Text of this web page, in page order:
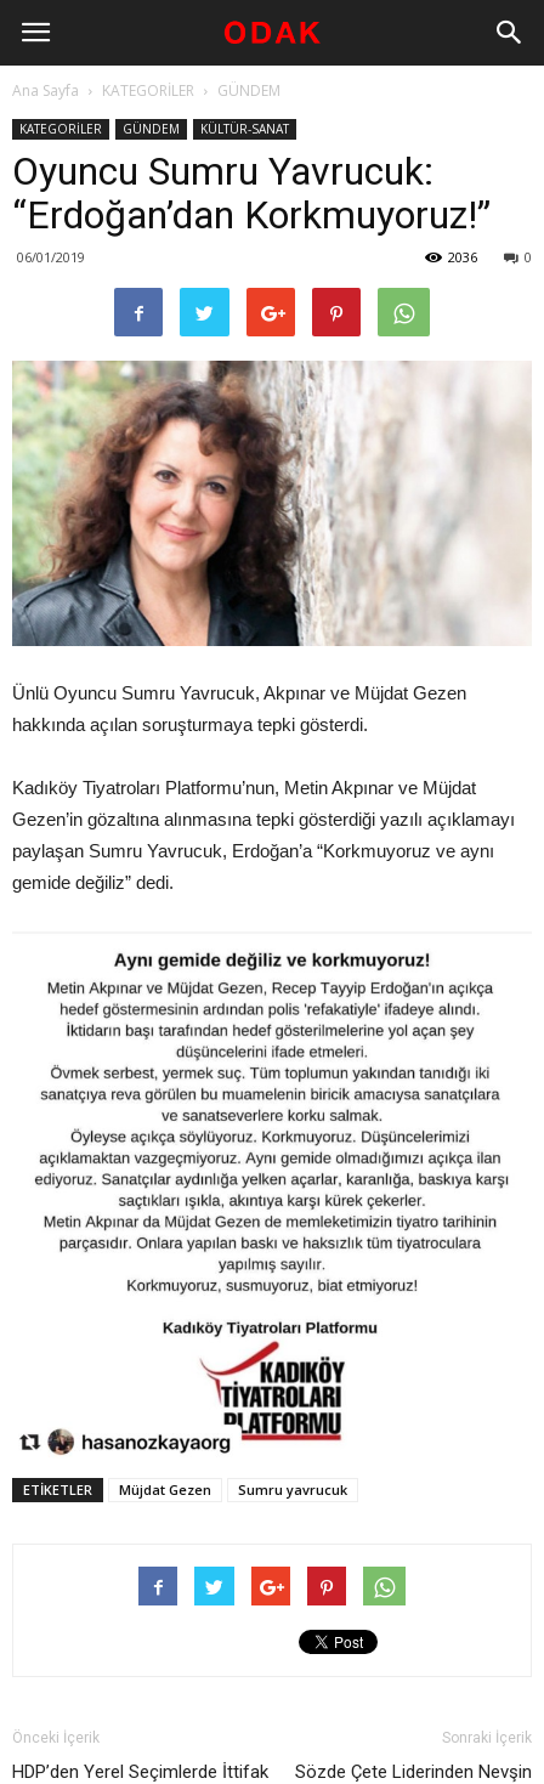
Ana Sayfa KATEGORİLER GÜNDEM
KATEGORİLER GÜNDEM KÜLTÜR-SANAT
Oyuncu Sumru Yavrucuk:
“Erdoğan’dan Korkmuyoruz!”
06/01/2019 0
2036
Ünlü Oyuncu Sumru Yavrucuk, Akpınar ve Müjdat Gezen
hakkında açılan soruşturmaya tepki gösterdi.
Kadıköy Tiyatroları Platformu’nun, Metin Akpınar ve Müjdat
Gezen’in gözaltına alınmasına tepki gösterdiği yazılı açıklamayı
paylaşan Sumru Yavrucuk, Erdoğan’a “Korkmuyoruz ve aynı
gemide değiliz” dedi.
ETIKETLER Müjdat Gezen Sumru yavrucuk
Önceki İçerik
HDP’den Yerel Seçimlerde İttifak
Sonraki İçerik
Sözde Çete Liderinden Nevşin